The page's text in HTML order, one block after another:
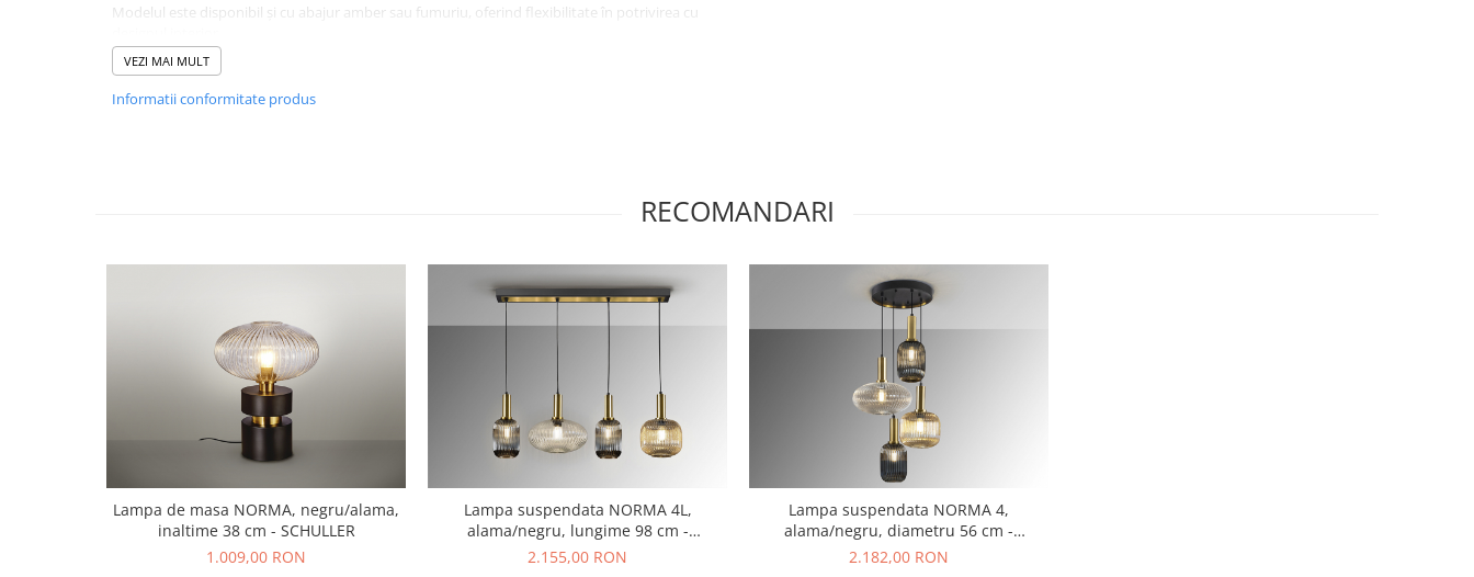
Modelul este disponibil și cu abajur amber sau fumuriu, oferind flexibilitate în potrivirea cu
Înălțimea reglabilă permite adaptarea pendulului la înălțimea dorită, asigurând atât
funcționalitate, cât și un impact vizual deosebit.
VEZI MAI MULT
Informatii conformitate produs
RECOMANDARI
Lampa de masa NORMA, negru/alama,
inaltime 38 cm - SCHULLER
1.009,00 RON
Lampa suspendata NORMA 4L,
alama/negru, lungime 98 cm -
SCHULLER
2.155,00 RON
Lampa suspendata NORMA 4,
alama/negru, diametru 56 cm -
SCHULLER
2.182,00 RON